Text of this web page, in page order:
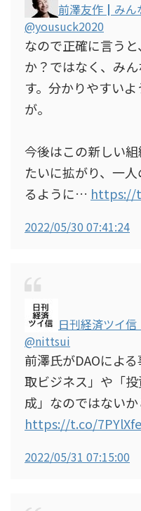
前澤友作┃みん
@yousuck2020
なので正確に言う
か？ではなく、み
す。分かりやすい
が。
今後はこの新しい
たいに拡がり、一
るように… https://
2022/05/30 07:41:24
日刊経済ツイ信
@nittsui
前澤氏がDAOによ
取ビジネス」や「
成」なのではない
https://t.co/
2022/05/31 07:15:00